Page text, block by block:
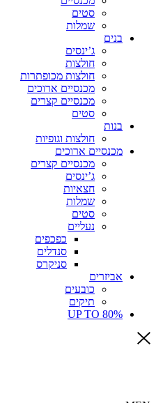
סטים
שמלות
בנים
ג’ינסים
חולצות
חולצות מכופתרות
מכנסיים ארוכים
מכנסיים קצרים
סטים
בנות
חולצות וגופיות
מכנסיים ארוכים
מכנסיים קצרים
ג’ינסים
חצאיות
שמלות
סטים
נעליים
כפכפים
סנדלים
סניקרס
אביזרים
כובעים
תיקים
UP TO 80%